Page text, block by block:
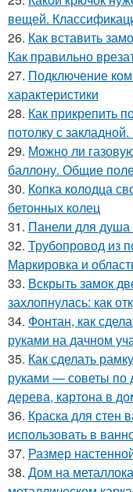
вещей.
26. Как вставить
Как правильно
27. Подключение
характеристики
28. Как прикрепить
потолку с
29. Можно ли
баллону. Общие
30. Копка колодца
бетонных колец
31. Панели для душа
32. Трубопровод из
Маркировка и
33. Вскрыть замок
захлопнулась: как
34. Фонтан, как
руками на дачном
35. Как сделать
руками — советы по
дерева, картона в
36. Краска для стен
использовать в
37. Размер
38. Дом на